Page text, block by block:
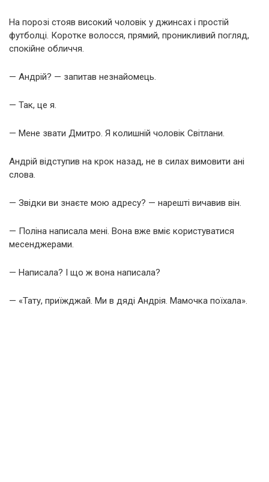
На порозі стояв високий чоловік у джинсах і простій
футболці. Коротке волосся, прямий, проникливий погляд,
спокійне обличчя.
— Андрій? — запитав незнайомець.
— Так, це я.
— Мене звати Дмитро. Я колишній чоловік Світлани.
Андрій відступив на крок назад, не в силах вимовити ані
слова.
— Звідки ви знаєте мою адресу? — нарешті вичавив він.
— Поліна написала мені. Вона вже вміє користуватися
месенджерами.
— Написала? І що ж вона написала?
— «Тату, приїжджай. Ми в дяді Андрія. Мамочка поїхала».